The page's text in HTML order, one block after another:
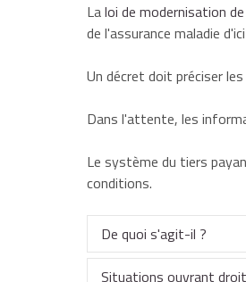
Laloi de modernisation
de l'assurance maladie
Un décret doit préciser
Dans l'attente, les
Le système du tiers
conditions.
De quoi s'agit-il ?
Situations ouvrant